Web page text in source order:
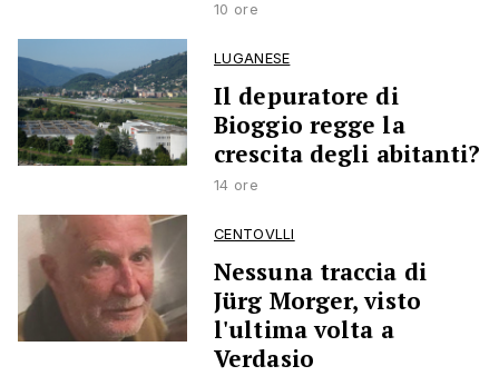
10 ore
LUGANESE
Il depuratore di
Bioggio regge la
crescita degli abitanti?
14 ore
CENTOVLLI
Nessuna traccia di
Jürg Morger, visto
l'ultima volta a
Verdasio